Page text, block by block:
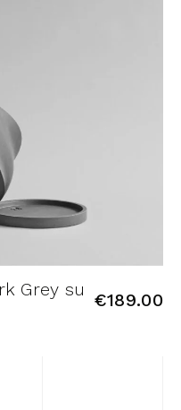
Grey su €189.00